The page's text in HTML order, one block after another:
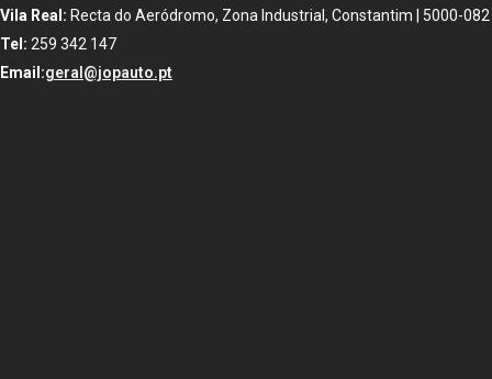
Vila Real: Recta do Aeródromo, Zona Industrial, Constantim | 5000-082
Tel: 259 342 147
Email:geral@jopauto.pt